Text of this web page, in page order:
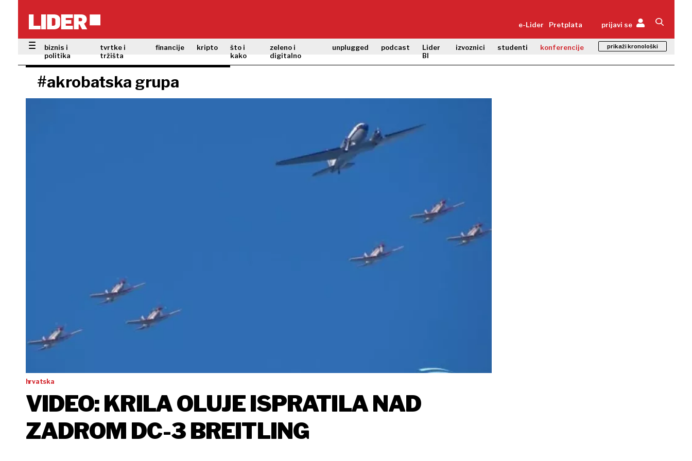
e-Lider Pretplata prijavi se
biznis i
politika
tvrtke i
tržišta
financije kripto
što i
kako
zeleno i
digitalno
unplugged podcast
Lider
BI
izvoznici studenti konferencije prikaži kronološki
#akrobatska grupa
hrvatska
VIDEO: KRILA OLUJE ISPRATILA NAD
ZADROM DC-3 BREITLING